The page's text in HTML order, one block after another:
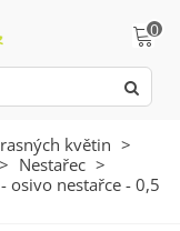
0
květin >
> Nestařec >
osivo nestařce - 0,5